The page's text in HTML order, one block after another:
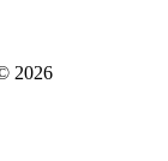
2026